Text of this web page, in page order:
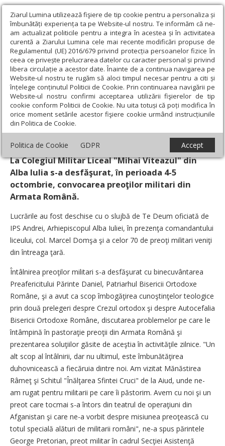
Ziarul Lumina utilizează fişiere de tip cookie pentru a personaliza și
îmbunătăți experiența ta pe Website-ul nostru. Te informăm că ne-
am actualizat politicile pentru a integra în acestea și în activitatea
curentă a Ziarului Lumina cele mai recente modificări propuse de
Regulamentul (UE) 2016/679 privind protecția persoanelor fizice în
ceea ce privește prelucrarea datelor cu caracter personal și privind
libera circulație a acestor date. Înainte de a continua navigarea pe
Website-ul nostru te rugăm să aloci timpul necesar pentru a citi și
înțelege conținutul Politicii de Cookie. Prin continuarea navigării pe
Website-ul nostru confirmi acceptarea utilizării fişierelor de tip
cookie conform Politicii de Cookie. Nu uita totuși că poți modifica în
orice moment setările acestor fişiere cookie urmând instrucțiunile
din Politica de Cookie.
Politica de Cookie GDPR Accept
Ziarul Lumina › Actualitate religioasă › Știri › Preoţii militari s-au
întâlnit la Alba Iulia
Preoţii militari s-au întâlnit la Alba Iulia
Un articol de:Sabin Vodă -06 Octombrie 2010
La Colegiul Militar Liceal "Mihai Viteazul" din
Alba Iulia s-a desfăşurat, în perioada 4-5
octombrie, convocarea preoţilor militari din
Armata Română.
Lucrările au fost deschise cu o slujbă de Te Deum oficiată de
IPS Andrei, Arhiepiscopul Alba Iuliei, în prezenţa comandantului
liceului, col. Marcel Domşa şi a celor 70 de preoţi militari veniţi
din întreaga ţară.
Întâlnirea preoţilor militari s-a desfăşurat cu binecuvântarea
Preafericitului Părinte Daniel, Patriarhul Bisericii Ortodoxe
Române, şi a avut ca scop îmbogăţirea cunoştinţelor teologice
prin două prelegeri despre Crezul ortodox şi despre Autocefalia
Bisericii Ortodoxe Române, discutarea problemelor pe care le
întâmpină în pastoraţie preoţii din Armata Română şi
prezentarea soluţiilor găsite de aceştia în activităţile zilnice. "Un
alt scop al întâlnirii, dar nu ultimul, este îmbunătăţirea
duhovnicească a fiecăruia dintre noi. Am vizitat Mănăstirea
Râmeţ şi Schitul "Înălţarea Sfintei Cruci" de la Aiud, unde ne-
am rugat pentru militarii pe care îi păstorim. Avem cu noi şi un
preot care tocmai s-a întors din teatrul de operaţiuni din
Afganistan şi care ne-a vorbit despre misiunea preoţească cu
totul specială alături de militarii români", ne-a spus părintele
George Pretorian, preot militar în cadrul Secţiei Asistenţă